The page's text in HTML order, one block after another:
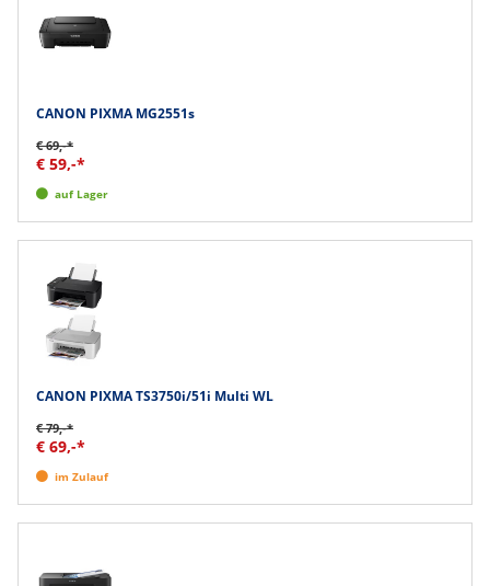
CANON PIXMA MG2551s
€ 69,-*
€ 59,-*
auf Lager
CANON PIXMA TS3750i/51i Multi WL
€ 79,-*
€ 69,-*
im Zulauf